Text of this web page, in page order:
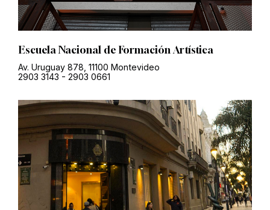
Escuela Nacional de Formación Artística
Av. Uruguay 878, 11100 Montevideo
2903 3143 - 2903 0661